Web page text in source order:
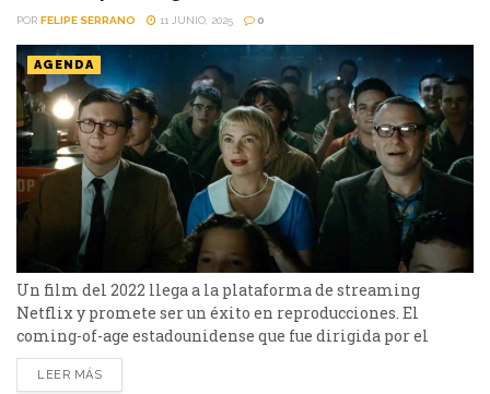
POR FELIPE SERRANO 11 JUNIO, 2025 0
AGENDA
Un film del 2022 llega a la plataforma de streaming
Netflix y promete ser un éxito en reproducciones. El
coming-of-age estadounidense que fue dirigida por el
aclamado director Steven Spielberg y estrenada en 2022,
llega a Netflix en el día de hoy. La película en cuestión es
LEER MÁS